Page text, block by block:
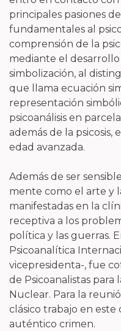
principales pasiones
fundamentales al
comprensión de la
mediante el
simbolización, al
que llama ecuación
representación
psicoanálisis en
además de la
edad avanzada.
Además de ser
mente como el arte y
manifestadas en la
receptiva a los
política y las guerras.
Psicoanalítica
vicepresidenta-, fue
de Psicoanalistas
Nuclear. Para la
clásico trabajo en este
auténtico crimen.